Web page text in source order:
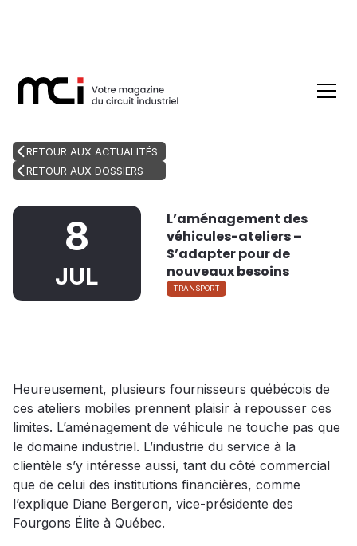
RETOUR AUX ACTUALITÉS
RETOUR AUX DOSSIERS
8
JUL
L’aménagement des
véhicules-ateliers –
S’adapter pour de
nouveaux besoins
TRANSPORT
Heureusement, plusieurs fournisseurs québécois de
ces ateliers mobiles prennent plaisir à repousser ces
limites. L’aménagement de véhicule ne touche pas que
le domaine industriel. L’industrie du service à la
clientèle s’y intéresse aussi, tant du côté commercial
que de celui des institutions financières, comme
l’explique Diane Bergeron, vice-présidente des
Fourgons Élite à Québec.